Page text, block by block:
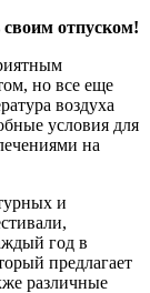
своим отпуском!
но все еще
воздуха
условия для
на
и
год в
предлагает
различные